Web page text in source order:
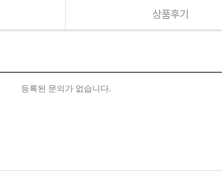
상품후기
등록된 문의가 없습니다.